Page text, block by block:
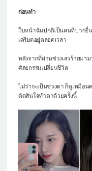
ศัลยกรรมอย่างปลอดภัย
ปรึกษาทางออนไลน์
Real Selfie Review
ก่อนทำ
ใบหน้าฉันปกติเป็นคนที่ปากยื่
เครียดอยู่ตลอดเวลา
หลังจากที่ผ่านช่วงเลวร้ายมา
ศัลยกรรมเปลี่ยนชีวิต
ไม่ว่าจะเป็นช่วงตา ก็ดูเหมือน
ตัดสินใจทำตาด้วยครั้งนี้